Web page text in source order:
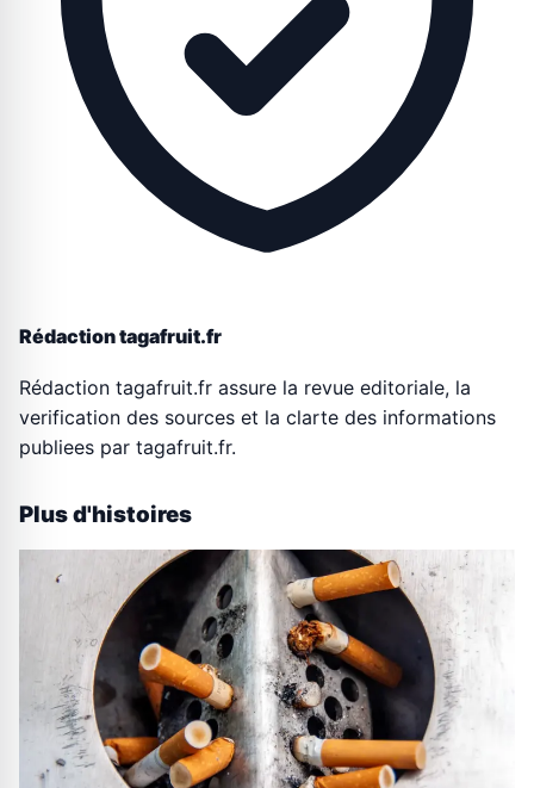
Rédaction tagafruit.fr
Rédaction tagafruit.fr assure la revue editoriale, la
verification des sources et la clarte des informations
publiees par tagafruit.fr.
Plus d'histoires